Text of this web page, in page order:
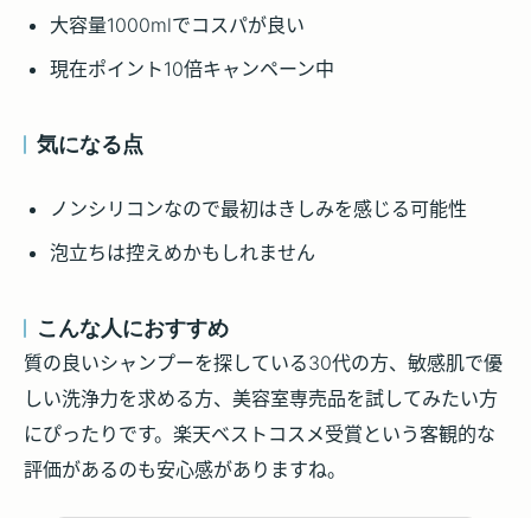
大容量1000mlでコスパが良い
現在ポイント10倍キャンペーン中
気になる点
ノンシリコンなので最初はきしみを感じる可能性
泡立ちは控えめかもしれません
こんな人におすすめ
質の良いシャンプーを探している30代の方、敏感肌で優
しい洗浄力を求める方、美容室専売品を試してみたい方
にぴったりです。楽天ベストコスメ受賞という客観的な
評価があるのも安心感がありますね。